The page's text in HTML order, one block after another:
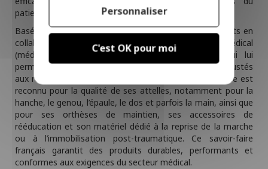
patient.
Basée en région lyonnaise, Neut développe ses produits en
collaboration avec des professionnels du secteur médical
(médecins, orthopédistes, kinésithérapeutes), ce qui lui
permet de concevoir des dispositifs parfaitement ajustés
aux réalités du terrain. Aujourd'hui, le nom de la marque est
reconnu pour la qualité de ses attelles, notamment pour la
hanche, le genou, l’épaule, le dos et parfois la main, ainsi que
pour ses orthèses de maintien, ses accessoires de
rééducation et son matériel dédié à la reprise de la marche
ou à l’immobilisation post-traumatique. Ce savoir-faire
français garantit des produits durables, performants et
conformes aux exigences du secteur médical.
C'est OK pour moi
Personnaliser